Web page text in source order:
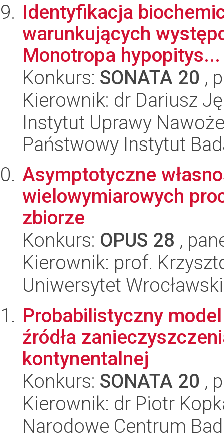
Identyfikacja
warunkujących
Monotropa hypopitys...
Konkurs: SONATA 20 ,
Kierownik: dr Dariusz
Instytut Uprawy
Państwowy Instytut
Asymptotyczne
wielowymiarowych
zbiorze
Konkurs: OPUS 28 ,
Kierownik: prof.
Uniwersytet Wrocławski
Probabilistyczny
źródła
kontynentalnej
Konkurs: SONATA 20 ,
Kierownik: dr Piotr
Narodowe Centrum